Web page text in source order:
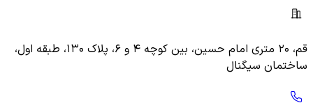
قم، ۲۰ متری امام حسین، بین کوچه ۴ و ۶، پلاک ۱۳۰، طبقه اول،
ساختمان سیگنال